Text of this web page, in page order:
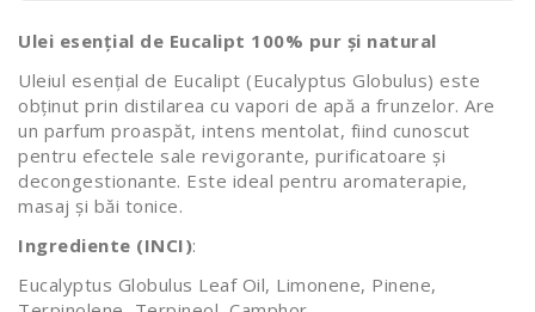
Ulei esențial de Eucalipt 100% pur și natural
Uleiul esențial de Eucalipt (Eucalyptus Globulus) este
obținut prin distilarea cu vapori de apă a frunzelor. Are
un parfum proaspăt, intens mentolat, fiind cunoscut
pentru efectele sale revigorante, purificatoare și
decongestionante. Este ideal pentru aromaterapie,
masaj și băi tonice.
Ingrediente (INCI):
Eucalyptus Globulus Leaf Oil, Limonene, Pinene,